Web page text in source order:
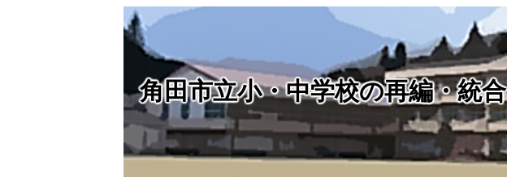
角田市立小・中学校の再編・統合